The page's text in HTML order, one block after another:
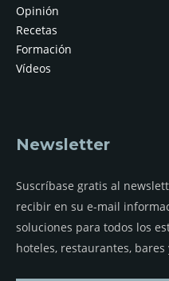
Opinión
Recetas
Formación
Vídeos
Newsletter
Suscríbase gratis al
recibir en su e-mail
soluciones para todos los
hoteles, restaurantes,